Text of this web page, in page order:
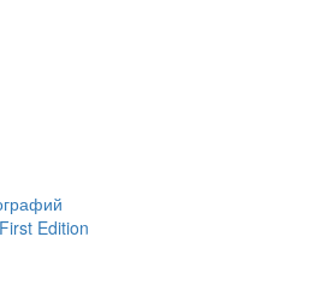
Edition